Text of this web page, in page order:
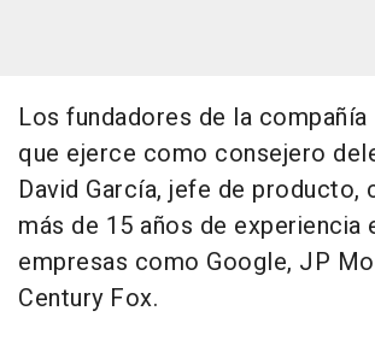
Los fundadores de la compañía
que ejerce como consejero
David García, jefe de producto,
más de 15 años de experiencia
empresas como Google, JP
Century Fox.